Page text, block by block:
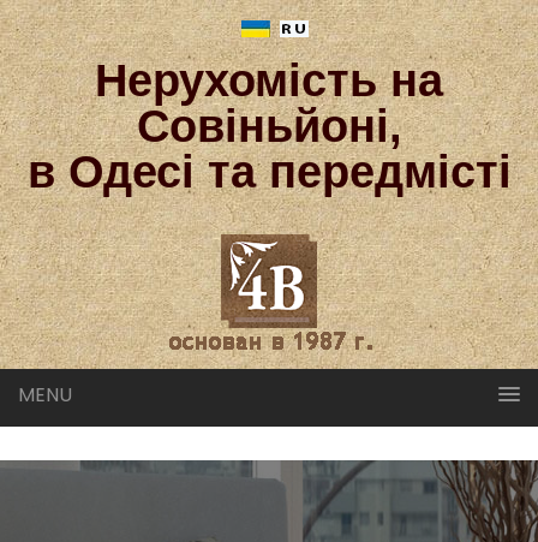
Нерухомість на
Совіньйоні,
в Одесі та передмісті
MENU